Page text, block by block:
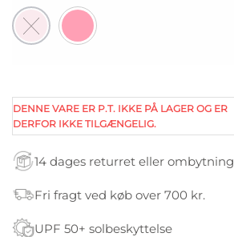
DENNE VARE ER P.T. IKKE PÅ LAGER OG ER
DERFOR IKKE TILGÆNGELIG.
14 dages returret eller ombytning
Fri fragt ved køb over 700 kr.
UPF 50+ solbeskyttelse